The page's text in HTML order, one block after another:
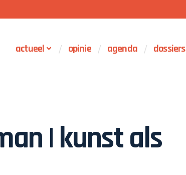
actueel opinie agenda dossiers
| kunst als